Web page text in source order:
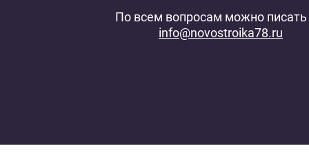
По всем вопросам можно писать
info@novostroika78.ru